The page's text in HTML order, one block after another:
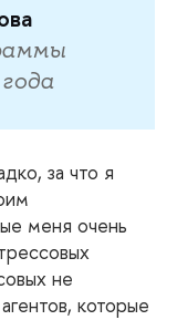
за что я
меня очень
не
которые